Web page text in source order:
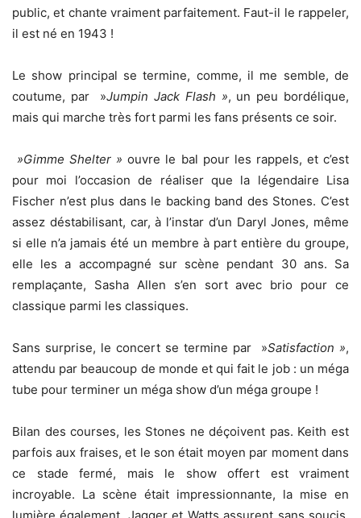
public, et chante vraiment parfaitement. Faut-il le rappeler,
il est né en 1943 !
Le show principal se termine, comme, il me semble, de
coutume, par »Jumpin Jack Flash », un peu bordélique,
mais qui marche très fort parmi les fans présents ce soir.
»Gimme Shelter » ouvre le bal pour les rappels, et c’est
pour moi l’occasion de réaliser que la légendaire Lisa
Fischer n’est plus dans le backing band des Stones. C’est
assez déstabilisant, car, à l’instar d’un Daryl Jones, même
si elle n’a jamais été un membre à part entière du groupe,
elle les a accompagné sur scène pendant 30 ans. Sa
remplaçante, Sasha Allen s’en sort avec brio pour ce
classique parmi les classiques.
Sans surprise, le concert se termine par »Satisfaction »,
attendu par beaucoup de monde et qui fait le job : un méga
tube pour terminer un méga show d’un méga groupe !
Bilan des courses, les Stones ne déçoivent pas. Keith est
parfois aux fraises, et le son était moyen par moment dans
ce stade fermé, mais le show offert est vraiment
incroyable. La scène était impressionnante, la mise en